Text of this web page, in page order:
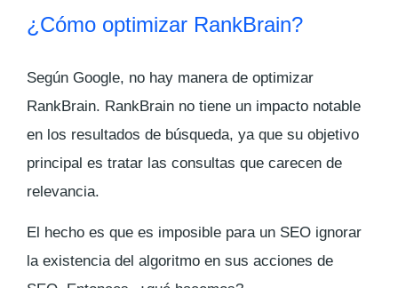
¿Cómo optimizar RankBrain?
Según Google, no hay manera de optimizar
RankBrain. RankBrain no tiene un impacto notable
en los resultados de búsqueda, ya que su objetivo
principal es tratar las consultas que carecen de
relevancia.
El hecho es que es imposible para un SEO ignorar
la existencia del algoritmo en sus acciones de